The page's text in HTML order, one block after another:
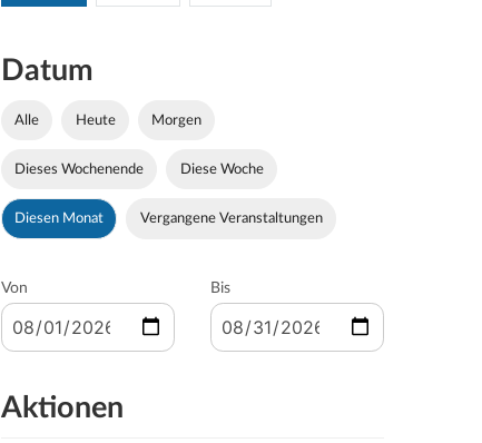
Datum
Alle Heute Morgen
Dieses Wochenende Diese Woche
Diesen Monat Vergangene Veranstaltungen
Von Bis
Aktionen